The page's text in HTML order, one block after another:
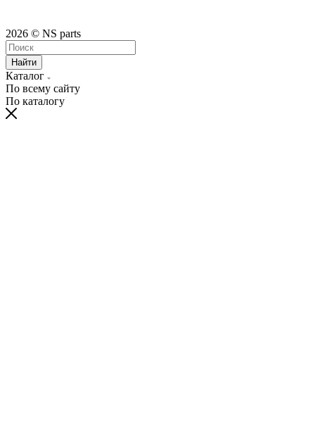
2026 © NS parts
Найти
Каталог
По всему сайту
По каталогу